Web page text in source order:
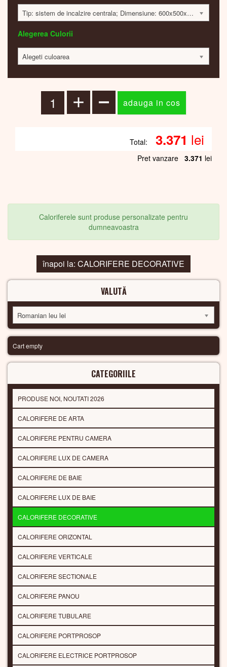
Tip: sistem de incalzire centrala; Dimensiune: 600x500x40mm; 245 Watt; 3368 lei
Alegerea Culorii
Alegeti culoarea
Total: 3.371 lei
Pret vanzare 3.371 lei
Caloriferele sunt produse personalizate pentru
dumneavoastra
înapoi la: CALORIFERE DECORATIVE
VALUTĂ
Romanian leu lei
Cart empty
CATEGORIILE
PRODUSE NOI, NOUTATI 2026
CALORIFERE DE ARTA
CALORIFERE PENTRU CAMERA
CALORIFERE LUX DE CAMERA
CALORIFERE DE BAIE
CALORIFERE LUX DE BAIE
CALORIFERE DECORATIVE
CALORIFERE ORIZONTAL
CALORIFERE VERTICALE
CALORIFERE SECTIONALE
CALORIFERE PANOU
CALORIFERE TUBULARE
CALORIFERE PORTPROSOP
CALORIFERE ELECTRICE PORTPROSOP